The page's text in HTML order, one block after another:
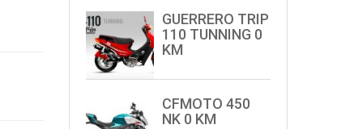
GUERRERO TRIP
110 TUNNING 0
KM
CFMOTO 450
NK 0 KM